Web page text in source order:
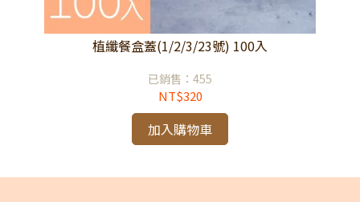
植纖餐盒蓋(1/2/3/23號) 100入
已銷售：455
NT$320
加入購物車